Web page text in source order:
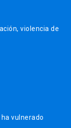
violencia de
vulnerado